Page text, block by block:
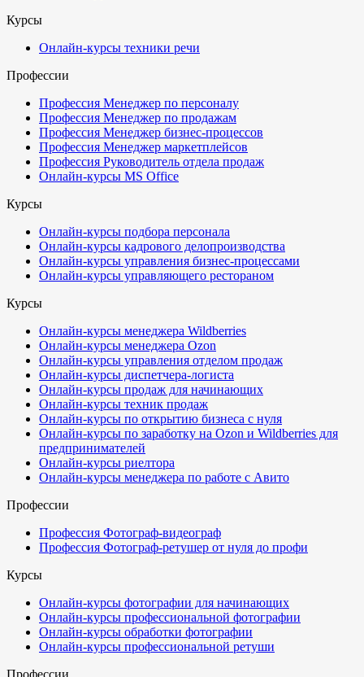
Курсы
Онлайн-курсы техники речи
Профессии
Профессия Менеджер по персоналу
Профессия Менеджер по продажам
Профессия Менеджер бизнес-процессов
Профессия Менеджер маркетплейсов
Профессия Руководитель отдела продаж
Онлайн-курсы MS Office
Курсы
Онлайн-курсы подбора персонала
Онлайн-курсы кадрового делопроизводства
Онлайн-курсы управления бизнес-процессами
Онлайн-курсы управляющего рестораном
Курсы
Онлайн-курсы менеджера Wildberries
Онлайн-курсы менеджера Ozon
Онлайн-курсы управления отделом продаж
Онлайн-курсы диспетчера-логиста
Онлайн-курсы продаж для начинающих
Онлайн-курсы техник продаж
Онлайн-курсы по открытию бизнеса с нуля
Онлайн-курсы по заработку на Ozon и Wildberries для
предпринимателей
Онлайн-курсы риелтора
Онлайн-курсы менеджера по работе с Авито
Профессии
Профессия Фотограф-видеограф
Профессия Фотограф-ретушер от нуля до профи
Курсы
Онлайн-курсы фотографии для начинающих
Онлайн-курсы профессиональной фотографии
Онлайн-курсы обработки фотографии
Онлайн-курсы профессиональной ретуши
Профессии